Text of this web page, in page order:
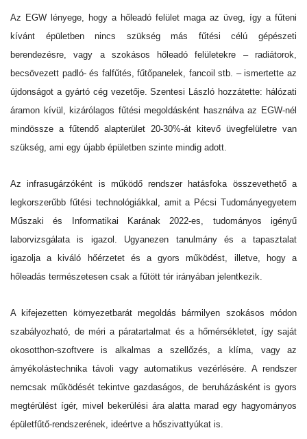
Az EGW lényege, hogy a hőleadó felület maga az üveg, így a fűteni
kívánt épületben nincs szükség más fűtési célú gépészeti
berendezésre, vagy a szokásos hőleadó felületekre ‒ radiátorok,
becsövezett padló- és falfűtés, fűtőpanelek, fancoil stb. ‒ ismertette az
újdonságot a gyártó cég vezetője. Szentesi László hozzátette: hálózati
áramon kívül, kizárólagos fűtési megoldásként használva az EGW-nél
mindössze a fűtendő alapterület 20-30%-át kitevő üvegfelületre van
szükség, ami egy újabb épületben szinte mindig adott.
Az infrasugárzóként is működő rendszer hatásfoka összevethető a
legkorszerűbb fűtési technológiákkal, amit a Pécsi Tudományegyetem
Műszaki és Informatikai Karának 2022-es, tudományos igényű
laborvizsgálata is igazol. Ugyanezen tanulmány és a tapasztalat
igazolja a kiváló hőérzetet és a gyors működést, illetve, hogy a
hőleadás természetesen csak a fűtött tér irányában jelentkezik.
A kifejezetten környezetbarát megoldás bármilyen szokásos módon
szabályozható, de méri a páratartalmat és a hőmérsékletet, így saját
okosotthon-szoftvere is alkalmas a szellőzés, a klíma, vagy az
árnyékolástechnika távoli vagy automatikus vezérlésére. A rendszer
nemcsak működését tekintve gazdaságos, de beruházásként is gyors
megtérülést ígér, mivel bekerülési ára alatta marad egy hagyományos
épületfűtő-rendszerének, ideértve a hőszivattyúkat is.